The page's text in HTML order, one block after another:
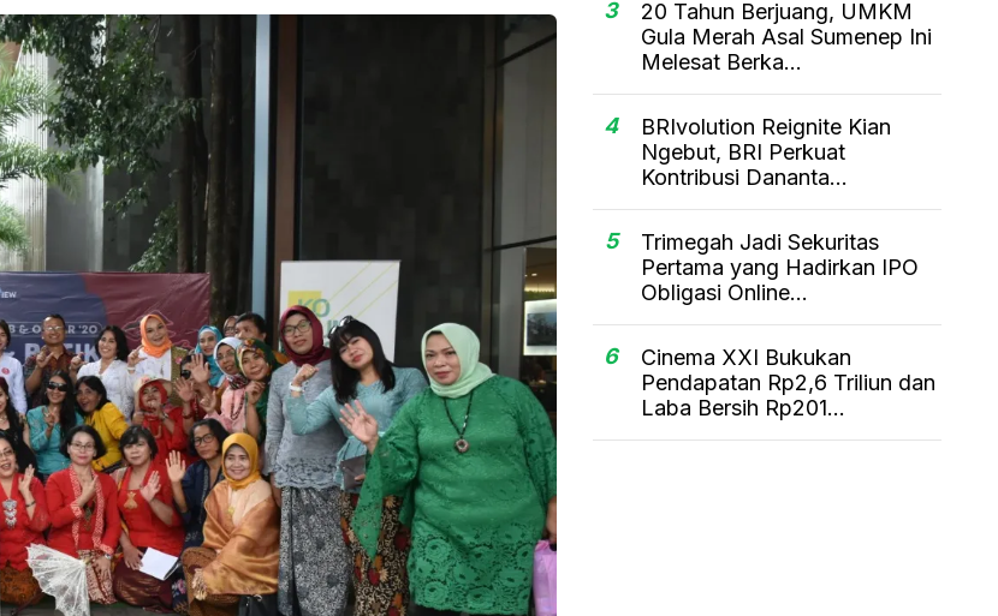
3
20 Tahun Berjuang, UMKM
Gula Merah Asal Sumenep Ini
Melesat Berka...
4
BRIvolution Reignite Kian
Ngebut, BRI Perkuat
Kontribusi Dananta...
5
Trimegah Jadi Sekuritas
Pertama yang Hadirkan IPO
Obligasi Online...
6
Cinema XXI Bukukan
Pendapatan Rp2,6 Triliun dan
Laba Bersih Rp201...